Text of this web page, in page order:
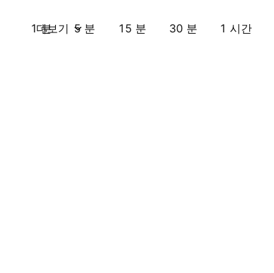
1 분 5 분 15 분 30 분 1 시간
더보기